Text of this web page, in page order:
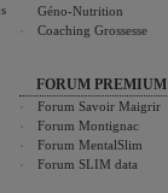
Géno-Nutrition
Coaching Grossesse
FORUM PREMIUM
Forum Savoir Maigrir
Forum Montignac
Forum MentalSlim
Forum SLIM data